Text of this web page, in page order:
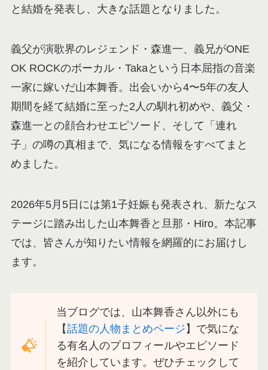
と結婚を発表し、大きな話題となりました。
義父が演歌界のレジェンド・森進一、義兄がONE
OK ROCKのボーカル・Takaという日本屈指の音楽
一家に嫁いだ山本舞香。出会いから4〜5年の友人
期間を経て結婚に至った2人の馴れ初めや、義父・
森進一との顔合わせエピソード、そして「連れ
子」の噂の真相まで、気になる情報をすべてまと
めました。
2026年5月5日には第1子妊娠も発表され、新たなス
テージに踏み出した山本舞香と旦那・Hiro。本記事
では、皆さんが知りたい情報を網羅的にお届けし
ます。
当ブログでは、山本舞香さん以外にも
【話題の人物まとめページ 】で気にな
る有名人のプロフィールやエピソード
を紹介しています。ぜひチェックして